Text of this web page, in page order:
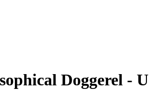
Doggerel - U